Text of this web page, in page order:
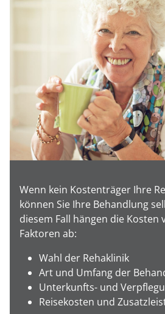
Wenn kein Kostenträger Ihre
können Sie Ihre Behandlung
diesem Fall hängen die Kosten
Faktoren ab:
Wahl der Rehaklinik
Art und Umfang der
Unterkunfts- und
Reisekosten und